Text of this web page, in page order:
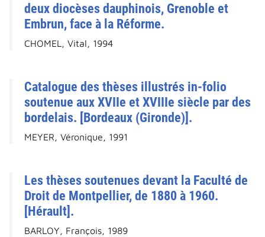
deux diocèses dauphinois, Grenoble et
Embrun, face à la Réforme.
CHOMEL, Vital, 1994
Catalogue des thèses illustrés in-folio
soutenue aux XVIIe et XVIIIe siècle par des
bordelais. [Bordeaux (Gironde)].
MEYER, Véronique, 1991
Les thèses soutenues devant la Faculté de
Droit de Montpellier, de 1880 à 1960.
[Hérault].
BARLOY, François, 1989